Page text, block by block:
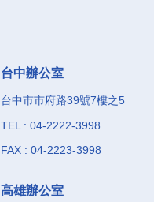
台中辦公室
台中市市府路39號7樓之5
TEL : 04-2222-3998
FAX : 04-2223-3998
高雄辦公室